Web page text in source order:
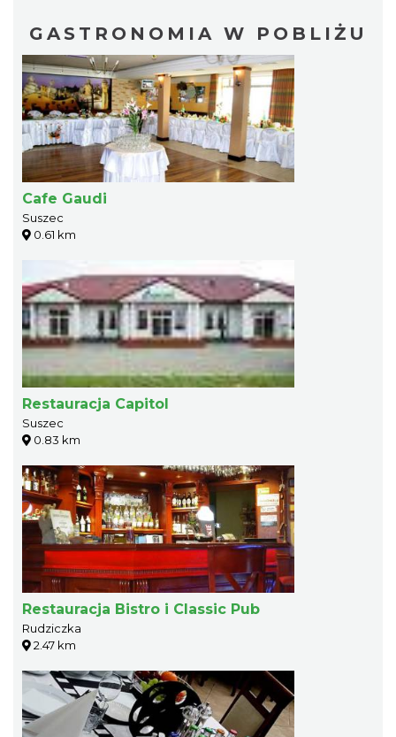
GASTRONOMIA W POBLIŻU
Cafe Gaudi
Suszec
0.61 km
Restauracja Capitol
Suszec
0.83 km
Restauracja Bistro i Classic Pub
Rudziczka
2.47 km